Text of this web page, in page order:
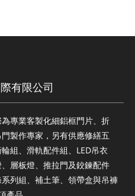
有限公司
專業客製化細鋁框門片、折
製作專家，另有供應修繕五
組、滑軌配件組、LED吊衣
層板燈、推拉門及鉸鍊配件
列組、補土筆、領帶盒與吊褲